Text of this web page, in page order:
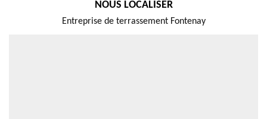
NOUS LOCALISER
Entreprise de terrassement Fontenay